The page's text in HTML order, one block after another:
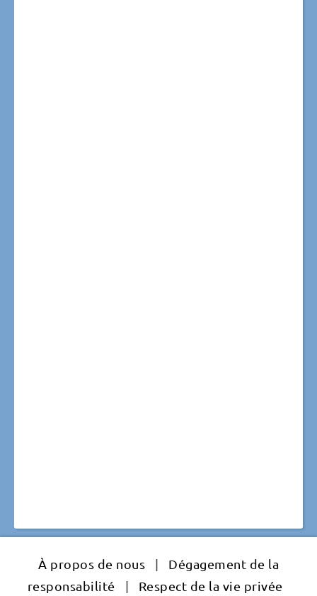
À propos de nous |
Dégagement de la
responsabilité
| Respect de la vie privée